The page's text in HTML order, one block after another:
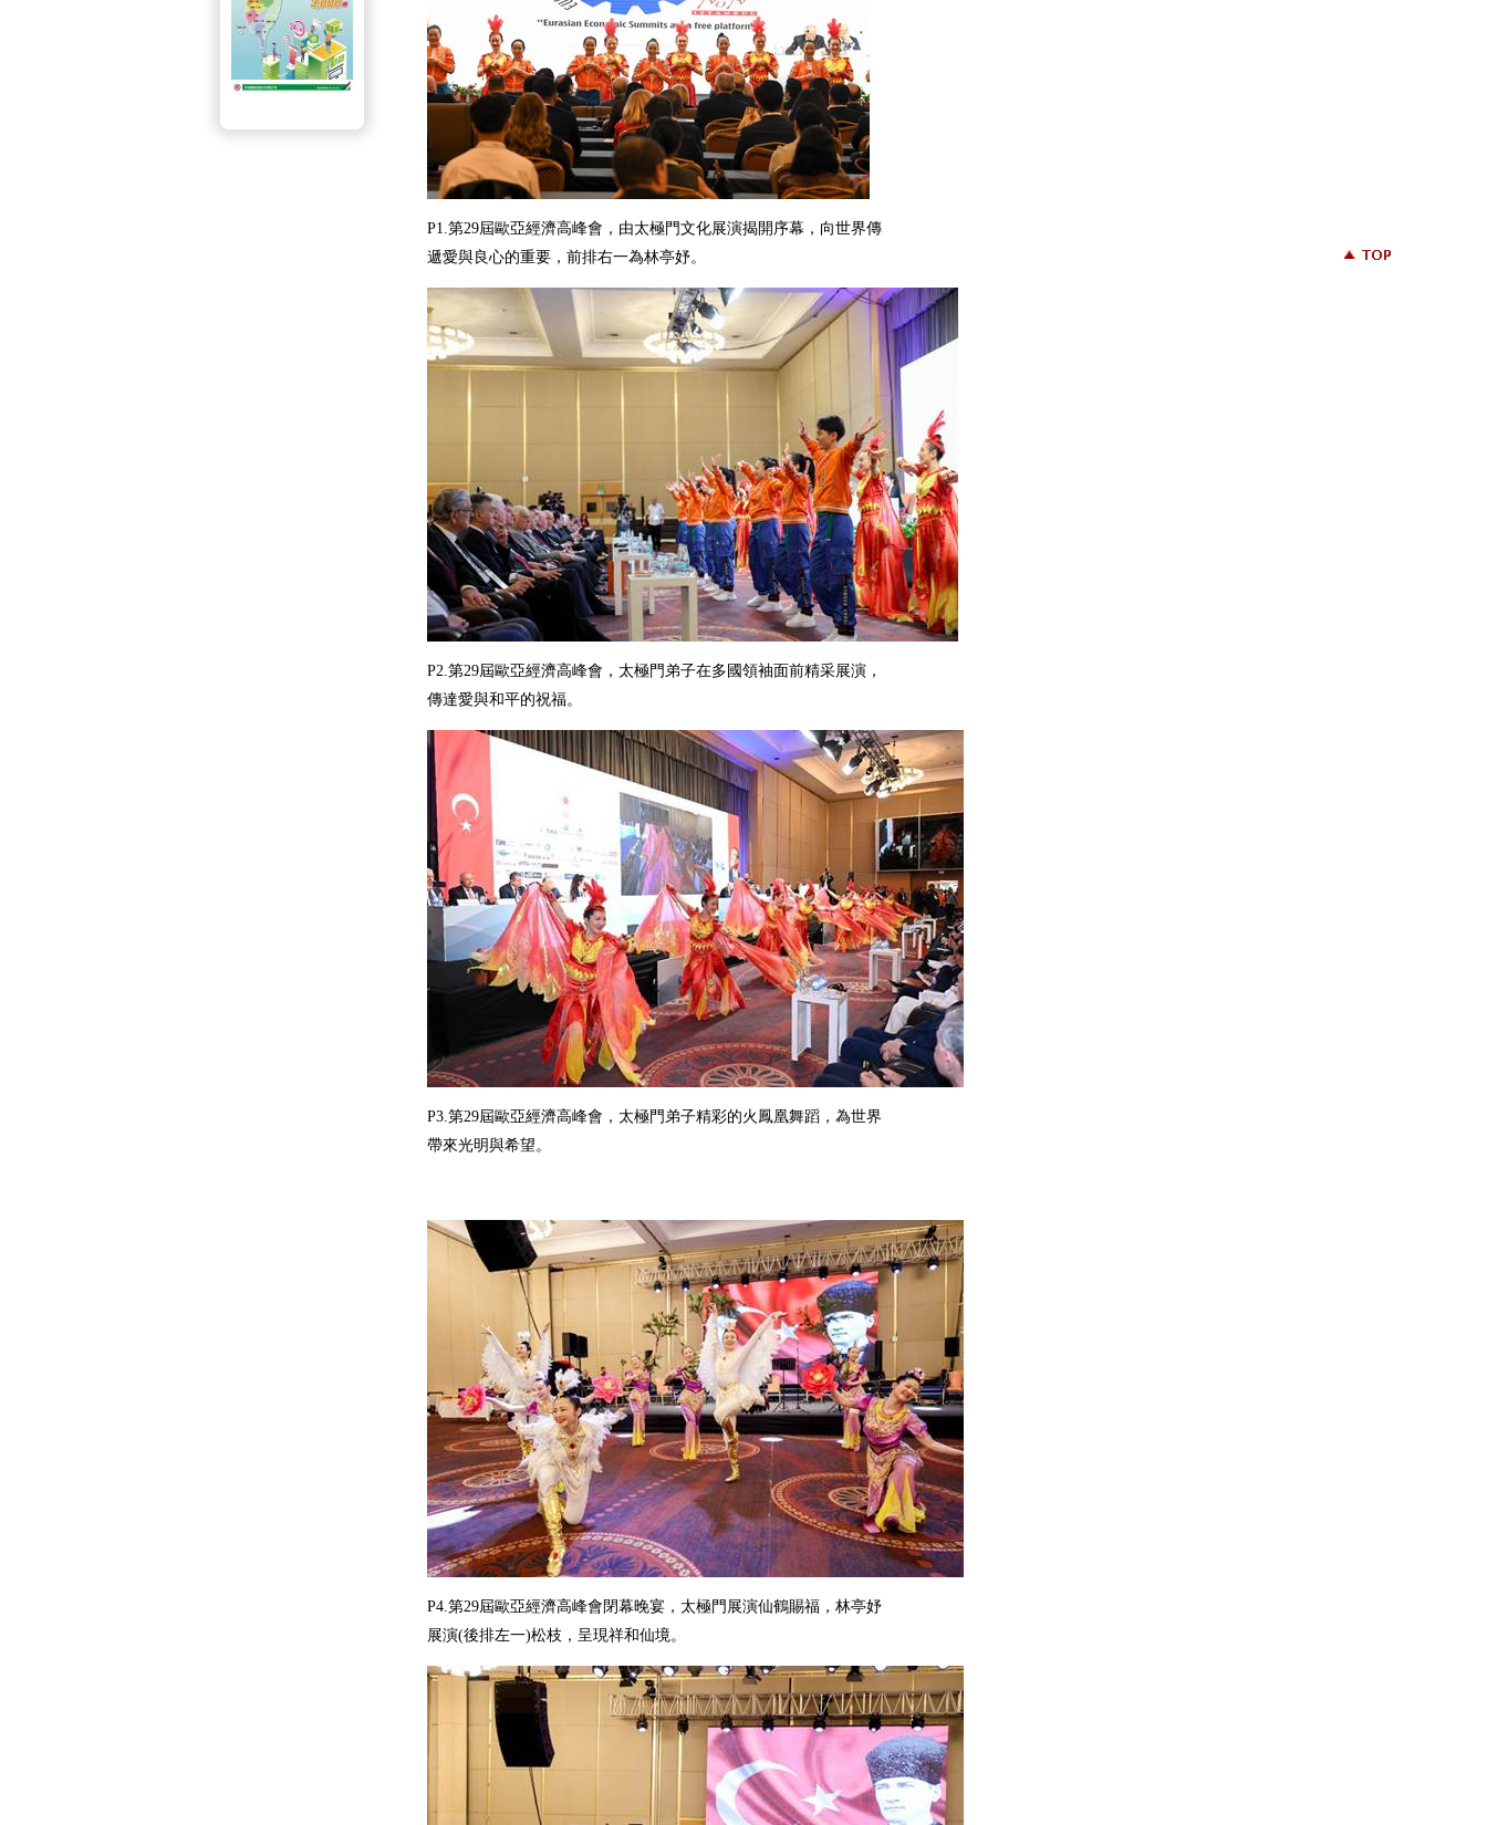
P1.第29屆歐亞經濟高峰會，由太極門文化展演揭開序幕，向世界傳
遞愛與良心的重要，前排右一為林亭妤。
P2.第29屆歐亞經濟高峰會，太極門弟子在多國領袖面前精采展演，
傳達愛與和平的祝福。
P3.第29屆歐亞經濟高峰會，太極門弟子精彩的火鳳凰舞蹈，為世界
帶來光明與希望。
P4.第29屆歐亞經濟高峰會閉幕晚宴，太極門展演仙鶴賜福，林亭妤
展演(後排左一)松枝，呈現祥和仙境。